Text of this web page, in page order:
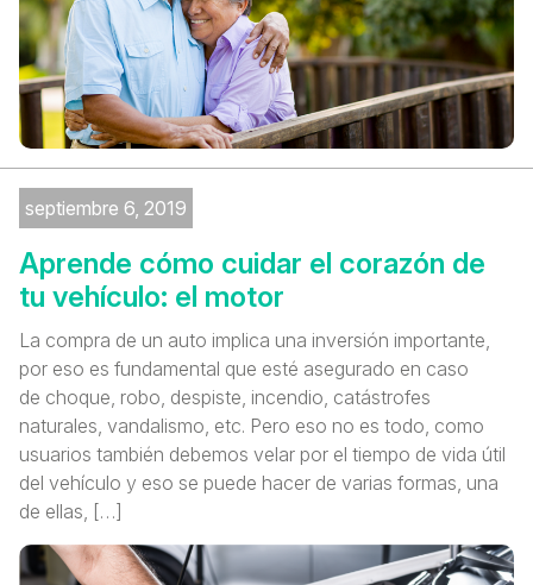
septiembre 6, 2019
Aprende cómo cuidar el corazón de
tu vehículo: el motor
La compra de un auto implica una inversión importante,
por eso es fundamental que esté asegurado en caso
de choque, robo, despiste, incendio, catástrofes
naturales, vandalismo, etc. Pero eso no es todo, como
usuarios también debemos velar por el tiempo de vida útil
del vehículo y eso se puede hacer de varias formas, una
de ellas, […]